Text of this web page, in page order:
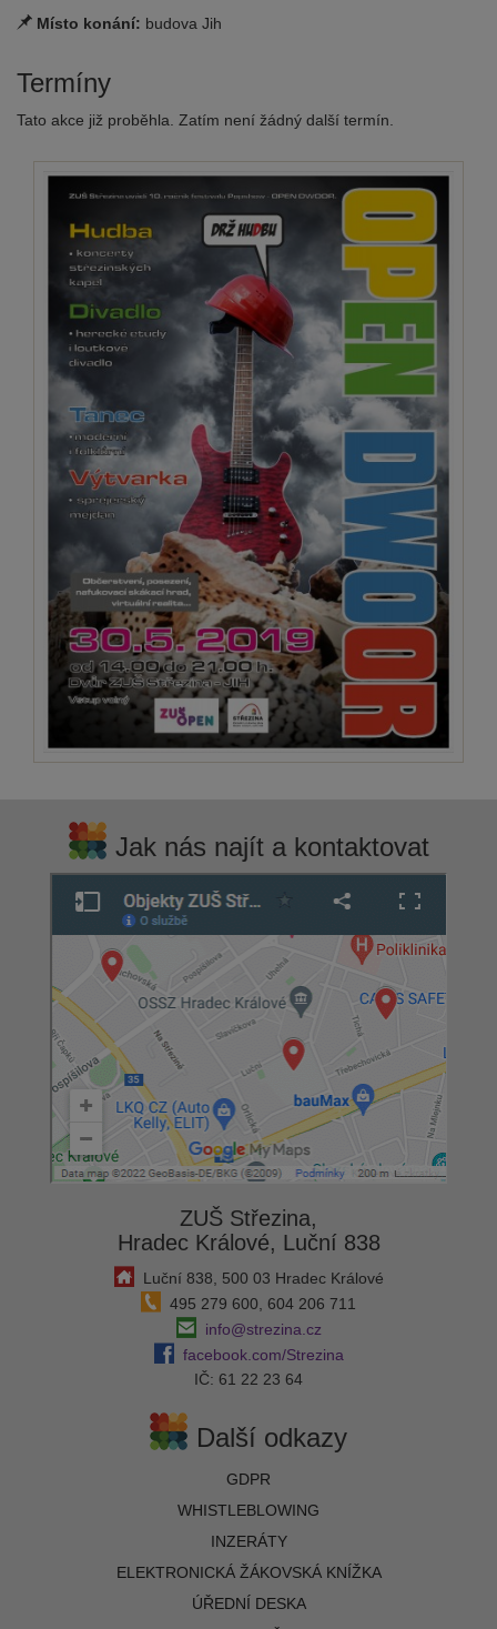
Místo konání: budova Jih
Termíny
Tato akce již proběhla. Zatím není žádný další termín.
Jak nás najít a kontaktovat
ZUŠ Střezina,
Hradec Králové, Luční 838
Luční 838, 500 03 Hradec Králové
495 279 600, 604 206 711
info@strezina.cz
facebook.com/Strezina
IČ: 61 22 23 64
Další odkazy
GDPR
WHISTLEBLOWING
INZERÁTY
ELEKTRONICKÁ ŽÁKOVSKÁ KNÍŽKA
ÚŘEDNÍ DESKA